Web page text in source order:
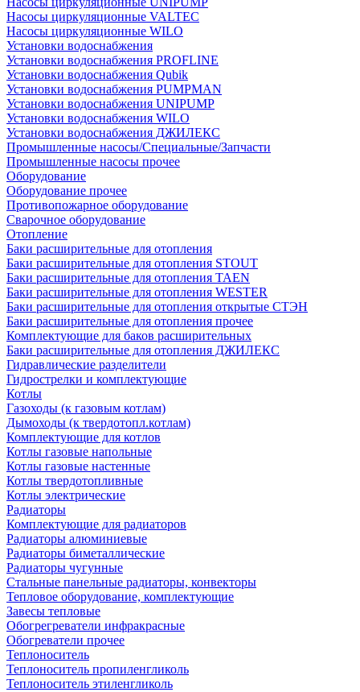
Насосы циркуляционные VALTEC
Насосы циркуляционные WILO
Установки водоснабжения
Установки водоснабжения PROFLINE
Установки водоснабжения Qubik
Установки водоснабжения PUMPMAN
Установки водоснабжения UNIPUMP
Установки водоснабжения WILO
Установки водоснабжения ДЖИЛЕКС
Промышленные насосы/Специальные/Запчасти
Промышленные насосы прочее
Оборудование
Оборудование прочее
Противопожарное оборудование
Сварочное оборудование
Отопление
Баки расширительные для отопления
Баки расширительные для отопления STOUT
Баки расширительные для отопления TAEN
Баки расширительные для отопления WESTER
Баки расширительные для отопления открытые СТЭН
Баки расширительные для отопления прочее
Комплектующие для баков расширительных
Баки расширительные для отопления ДЖИЛЕКС
Гидравлические разделители
Гидрострелки и комплектующие
Котлы
Газоходы (к газовым котлам)
Дымоходы (к твердотопл.котлам)
Комплектующие для котлов
Котлы газовые напольные
Котлы газовые настенные
Котлы твердотопливные
Котлы электрические
Радиаторы
Комплектующие для радиаторов
Радиаторы алюминиевые
Радиаторы биметаллические
Радиаторы чугунные
Стальные панельные радиаторы, конвекторы
Тепловое оборудование, комплектующие
Завесы тепловые
Обогрегреватели инфракрасные
Обогреватели прочее
Теплоноситель
Теплоноситель пропиленгликоль
Теплоноситель этиленгликоль